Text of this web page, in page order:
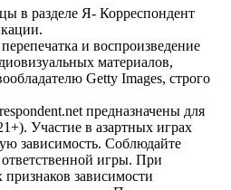
в разделе Я- Корреспондент
и воспроизведение
материалов,
Getty Images, строго
предназначены для
Участие в азартных играх
зависимость. Соблюдайте
игры. При
зависимости